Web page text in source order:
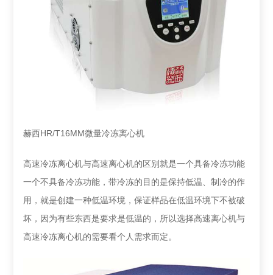
赫西HR/T16MM微量冷冻离心机
高速冷冻离心机与高速离心机的区别就是一个具备冷冻功能
一个不具备冷冻功能，带冷冻的目的是保持低温、制冷的作
用，就是创建一种低温环境，保证样品在低温环境下不被破
坏，因为有些东西是要求是低温的，所以选择高速离心机与
高速冷冻离心机的需要看个人需求而定。